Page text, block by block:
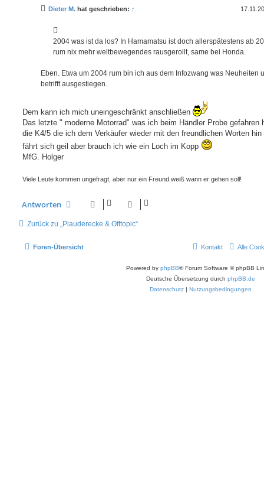
Dieter M. hat geschrieben: ↑
2004 was ist da los? In Hamamatsu ist doch allerspätestens ab
rum nix mehr weltbewegendes rausgerollt, same bei Honda.
Eben. Etwa um 2004 rum bin ich aus dem Infozwang was Neuheiten
betrifft ausgestiegen.
Dem kann ich mich uneingeschränkt anschließen
Das letzte " moderne Motorrad" was ich beim Händler Probe gefahren
die K4/5 die ich dem Verkäufer wieder mit den freundlichen Worten
fährt sich geil aber brauch ich wie ein Loch im Kopp
MfG. Holger
Viele Leute kommen ungefragt, aber nur ein Freund weiß wann er gehen soll!
Antworten
Zurück zu „Plauderecke & Offtopic“
Foren-Übersicht Alle
Kontakt
Powered by phpBB® Forum Software © phpBB
Deutsche Übersetzung durch phpBB.de
Datenschutz | Nutzungsbedingungen